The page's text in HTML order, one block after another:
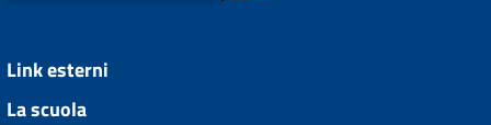
Link esterni
La scuola